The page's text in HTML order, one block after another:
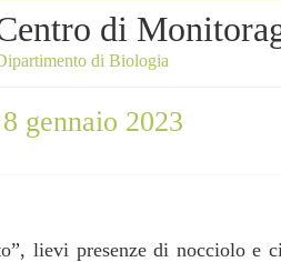
di
di Biologia
gennaio 2023
lievi presenze di nocciolo e